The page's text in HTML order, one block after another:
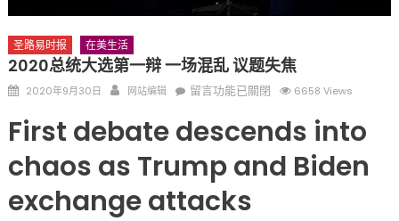
圣路易时报 在美生活
2020总统大选第一辩 一场混乱 议题失焦
Posted
2020年9月30日 Author
网站编辑
在
总
大
第
留言功能已關閉 6658 Views
First debate descends into
chaos as Trump and Biden
exchange attacks